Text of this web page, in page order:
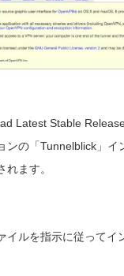
Latest Stable
ンの「Tunnelblick」イ
れます。
イルを指示に従ってイ